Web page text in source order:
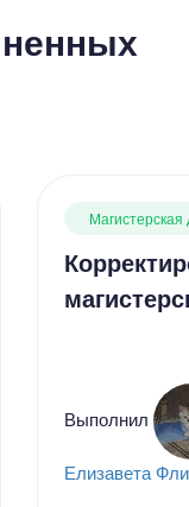
Выполнил
Елизавета